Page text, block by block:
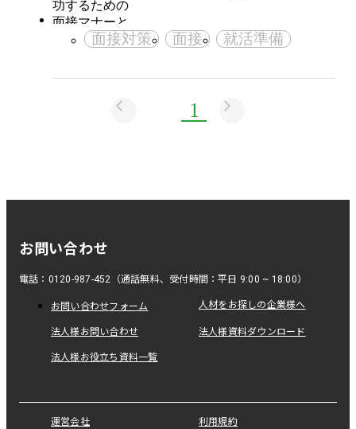
面接対策 面接 就活準備
1
お問い合わせ
電話：0120-987-452（通話無料、受付時間：平日 9:00 ~ 18:00）
お問い合わせフォーム 人材をお探しの企業様へ
法人様お問い合わせ 法人様資料ダウンロード
法人様お役立ち資料一覧
運営会社 利用規約